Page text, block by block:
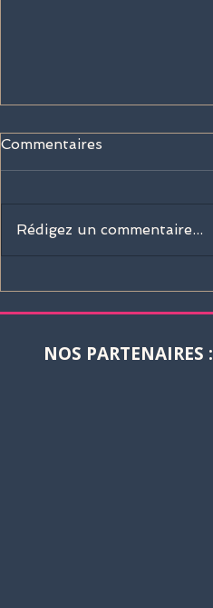
Commentaires
Rédigez un commentaire...
NOS PARTENAIRES :